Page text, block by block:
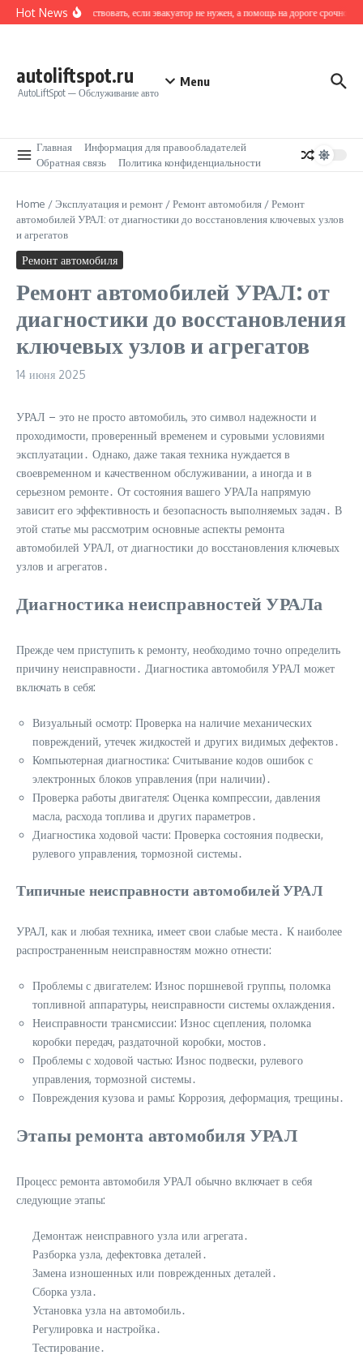
Перейти к содержанию
Hot NewsКак действовать, если эвакуатор не нужен, а помощь на дороге срочно
autoliftspot.ru
AutoLiftSpot — Обслуживание авто
Menu
Главная
Информация для правообладателей
Обратная связь
Политика конфиденциальности
Home /Эксплуатация и ремонт /Ремонт автомобиля /Ремонт
автомобилей УРАЛ: от диагностики до восстановления ключевых узлов
и агрегатов
Ремонт автомобиля
Ремонт автомобилей УРАЛ: от
диагностики до восстановления
ключевых узлов и агрегатов
14 июня 2025
УРАЛ – это не просто автомобиль, это символ надежности и
проходимости, проверенный временем и суровыми условиями
эксплуатации․ Однако, даже такая техника нуждается в
своевременном и качественном обслуживании, а иногда и в
серьезном ремонте․ От состояния вашего УРАЛа напрямую
зависит его эффективность и безопасность выполняемых задач․ В
этой статье мы рассмотрим основные аспекты ремонта
автомобилей УРАЛ, от диагностики до восстановления ключевых
узлов и агрегатов․
Диагностика неисправностей УРАЛа
Прежде чем приступить к ремонту, необходимо точно определить
причину неисправности․ Диагностика автомобиля УРАЛ может
включать в себя:
Визуальный осмотр: Проверка на наличие механических
повреждений, утечек жидкостей и других видимых дефектов․
Компьютерная диагностика: Считывание кодов ошибок с
электронных блоков управления (при наличии)․
Проверка работы двигателя: Оценка компрессии, давления
масла, расхода топлива и других параметров․
Диагностика ходовой части: Проверка состояния подвески,
рулевого управления, тормозной системы․
Типичные неисправности автомобилей УРАЛ
УРАЛ, как и любая техника, имеет свои слабые места․ К наиболее
распространенным неисправностям можно отнести:
Проблемы с двигателем: Износ поршневой группы, поломка
топливной аппаратуры, неисправности системы охлаждения․
Неисправности трансмиссии: Износ сцепления, поломка
коробки передач, раздаточной коробки, мостов․
Проблемы с ходовой частью: Износ подвески, рулевого
управления, тормозной системы․
Повреждения кузова и рамы: Коррозия, деформация, трещины․
Этапы ремонта автомобиля УРАЛ
Процесс ремонта автомобиля УРАЛ обычно включает в себя
следующие этапы:
Демонтаж неисправного узла или агрегата․
Разборка узла, дефектовка деталей․
Замена изношенных или поврежденных деталей․
Сборка узла․
Установка узла на автомобиль․
Регулировка и настройка․
Тестирование․